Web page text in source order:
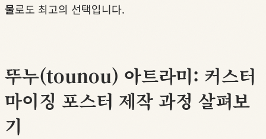
물로도 최고의 선택입니다.
뚜누(tounou) 아트라미: 커스터
마이징 포스터 제작 과정 살펴보
기